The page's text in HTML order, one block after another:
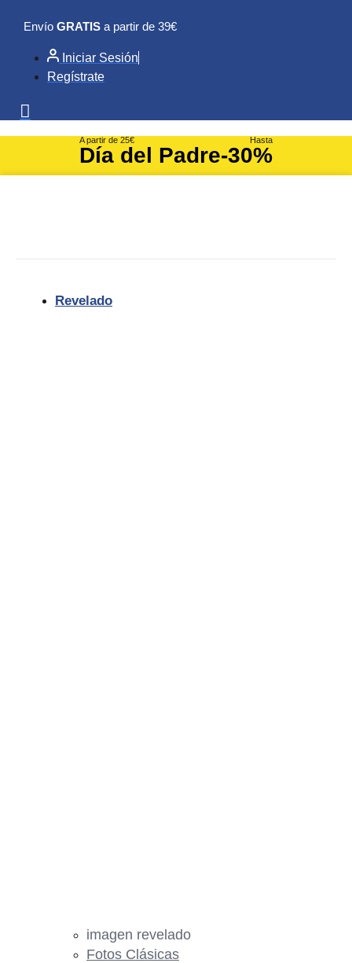
contenido
Envío GRATIS a partir de 39€
Iniciar Sesión
Regístrate
A partir de 25€
Día del Padre
Hasta
-30%
Revelado
imagen revelado
Fotos Clásicas